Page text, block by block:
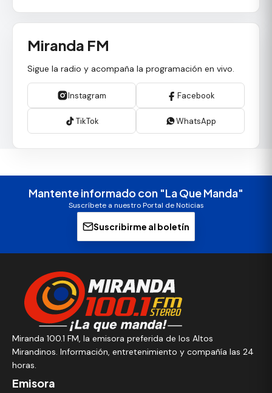
Miranda FM
Sigue la radio y acompaña la programación en vivo.
Instagram Facebook
TikTok WhatsApp
Mantente informado con "La Que Manda"
Suscríbete a nuestro Portal de Noticias
Suscribirme al boletín
Miranda 100.1 FM, la emisora preferida de los Altos
Mirandinos. Información, entretenimiento y compañía las 24
horas.
Emisora